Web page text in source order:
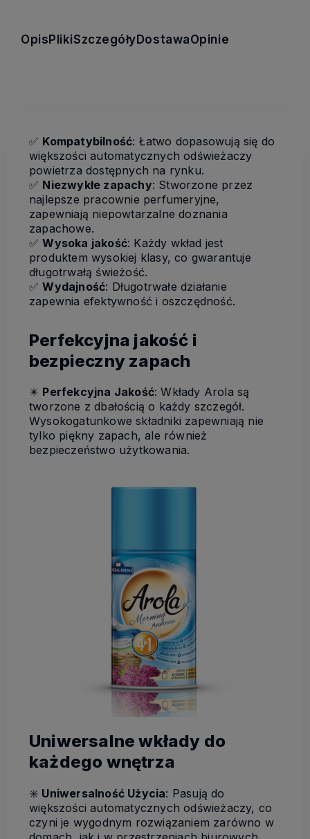
OpisPlikiSzczegółyDostawaOpinie
✅ Kompatybilność: Łatwo dopasowują się do
większości automatycznych odświeżaczy
powietrza dostępnych na rynku.
✅ Niezwykłe zapachy: Stworzone przez
najlepsze pracownie perfumeryjne,
zapewniają niepowtarzalne doznania
zapachowe.
✅ Wysoka jakość: Każdy wkład jest
produktem wysokiej klasy, co gwarantuje
długotrwałą świeżość.
✅ Wydajność: Długotrwałe działanie
zapewnia efektywność i oszczędność.
Perfekcyjna jakość i
bezpieczny zapach
✴️ Perfekcyjna Jakość: Wkłady Arola są
tworzone z dbałością o każdy szczegół.
Wysokogatunkowe składniki zapewniają nie
tylko piękny zapach, ale również
bezpieczeństwo użytkowania.
Uniwersalne wkłady do
każdego wnętrza
✳️ Uniwersalność Użycia: Pasują do
większości automatycznych odświeżaczy, co
czyni je wygodnym rozwiązaniem zarówno w